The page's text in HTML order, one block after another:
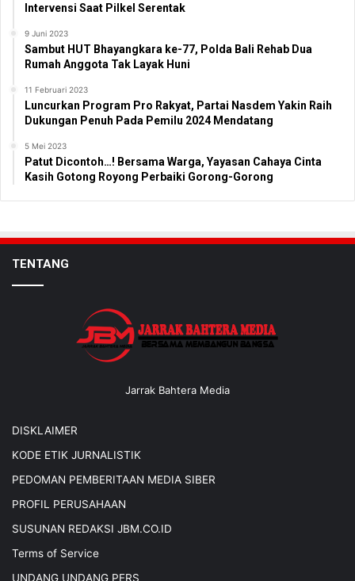
Intervensi Saat Pilkel Serentak
9 Juni 2023
Sambut HUT Bhayangkara ke-77, Polda Bali Rehab Dua
Rumah Anggota Tak Layak Huni
11 Februari 2023
Luncurkan Program Pro Rakyat, Partai Nasdem Yakin Raih
Dukungan Penuh Pada Pemilu 2024 Mendatang
5 Mei 2023
Patut Dicontoh…! Bersama Warga, Yayasan Cahaya Cinta
Kasih Gotong Royong Perbaiki Gorong-Gorong
TENTANG
Jarrak Bahtera Media
DISKLAIMER
KODE ETIK JURNALISTIK
PEDOMAN PEMBERITAAN MEDIA SIBER
PROFIL PERUSAHAAN
SUSUNAN REDAKSI JBM.CO.ID
Terms of Service
UNDANG UNDANG PERS